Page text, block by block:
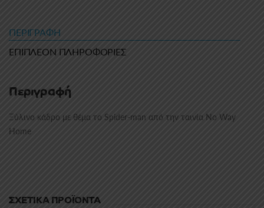
ΠΕΡΙΓΡΑΦΉ
ΕΠΙΠΛΈΟΝ ΠΛΗΡΟΦΟΡΊΕΣ
Περιγραφή
Ξύλινο κάδρο με θέμα το Spider-man από την ταινία No Way
Home
ΣΧΕΤΙΚΆ ΠΡΟΪΌΝΤΑ